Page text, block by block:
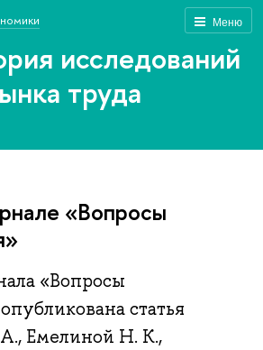
Меню
исследований
труда
«Вопросы
«Вопросы
статья
Емелиной Н. К.,